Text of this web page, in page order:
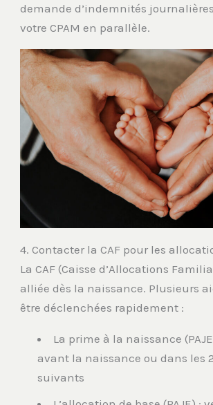
demande d’indemnités
votre CPAM en parallèle.
4. Contacter la CAF pour les
La CAF (Caisse d’Allocations
alliée dès la naissance. Plusieurs
être déclenchées rapidement :
La prime à la naissance
avant la naissance ou dans les
suivants